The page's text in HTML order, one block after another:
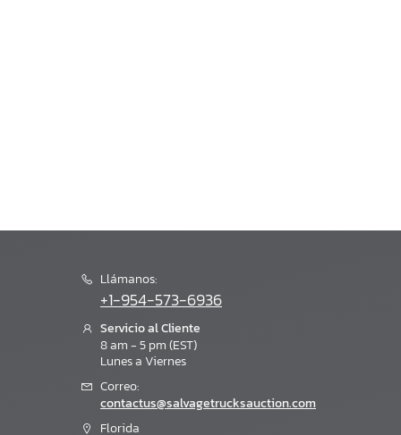
Llámanos:
+1-954-573-6936
Servicio al Cliente
8 am - 5 pm (EST)
Lunes a Viernes
Correo:
contactus@salvagetrucksauction.com
Florida